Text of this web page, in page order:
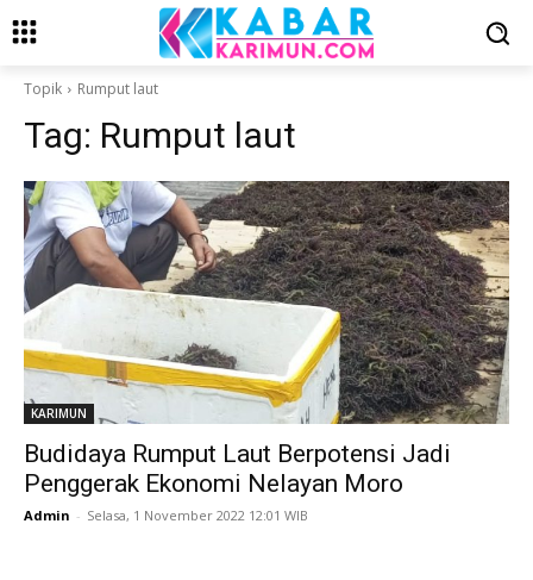
Topik Rumput laut
Tag: Rumput laut
KARIMUN
Budidaya Rumput Laut Berpotensi Jadi
Penggerak Ekonomi Nelayan Moro
Admin - Selasa, 1 November 2022 12:01 WIB